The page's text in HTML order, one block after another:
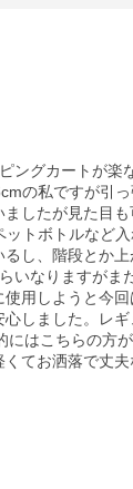
ングカートが楽
の私ですが引
したが見た目
トボトルなど
し、階段とか
いなりますがま
用しようと今
しました。レ
にはこちらの方
てお洒落で丈